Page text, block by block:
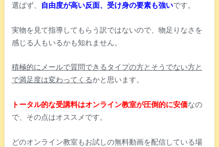
選ばず、 自由度が高い反面、受け身の要素も強いです。
実物を見て指導してもらう訳ではないので、物足りなさを
感じる人もいるかも知れません。
積極的にメールで質問できるタイプの方とそうでない方と
で満足度は変わってくるかと思います。
トータル的な受講料はオンライン教室が圧倒的に安価なの
で、その点はオススメです。
どのオンライン教室もお試しの無料動画を配信している場